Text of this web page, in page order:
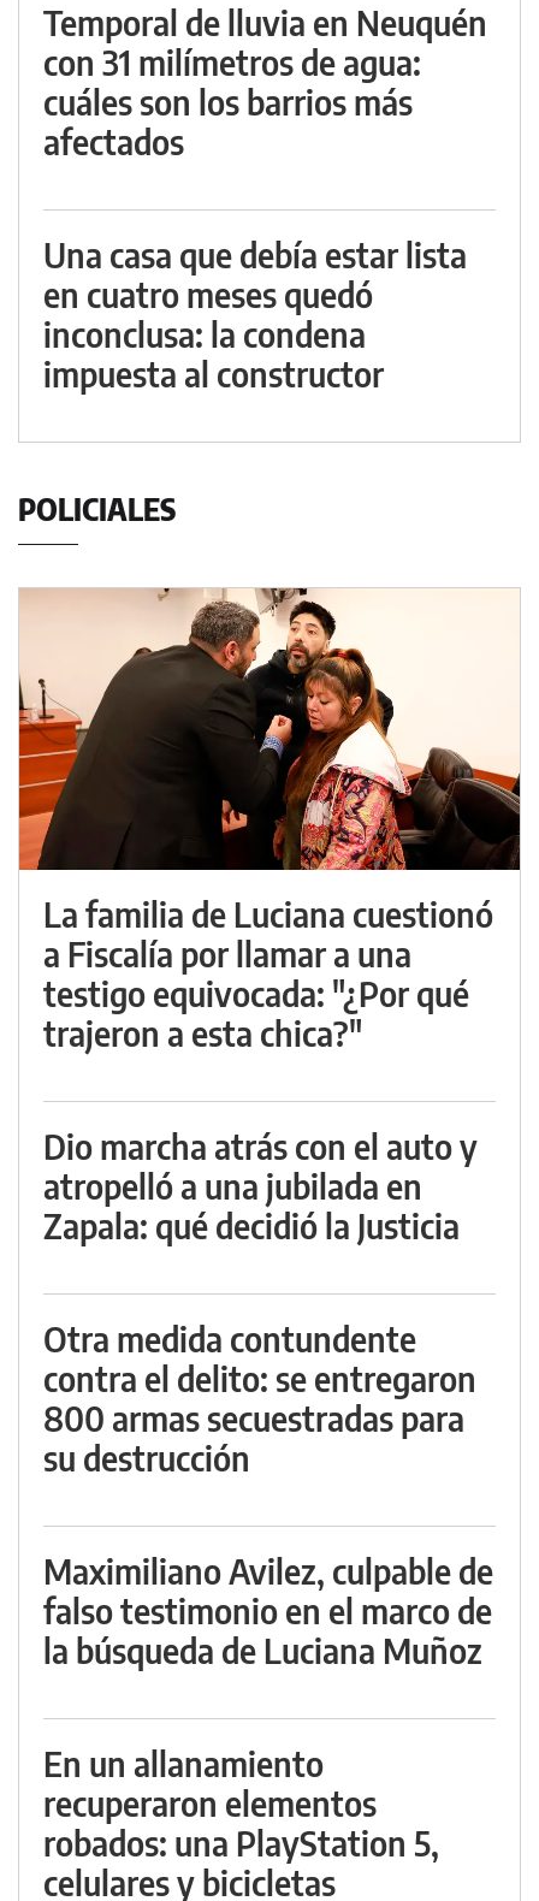
Temporal de lluvia en Neuquén
con 31 milímetros de agua:
cuáles son los barrios más
afectados
Una casa que debía estar lista
en cuatro meses quedó
inconclusa: la condena
impuesta al constructor
POLICIALES
La familia de Luciana cuestionó
a Fiscalía por llamar a una
testigo equivocada: "¿Por qué
trajeron a esta chica?"
Dio marcha atrás con el auto y
atropelló a una jubilada en
Zapala: qué decidió la Justicia
Otra medida contundente
contra el delito: se entregaron
800 armas secuestradas para
su destrucción
Maximiliano Avilez, culpable de
falso testimonio en el marco de
la búsqueda de Luciana Muñoz
En un allanamiento
recuperaron elementos
robados: una PlayStation 5,
celulares y bicicletas